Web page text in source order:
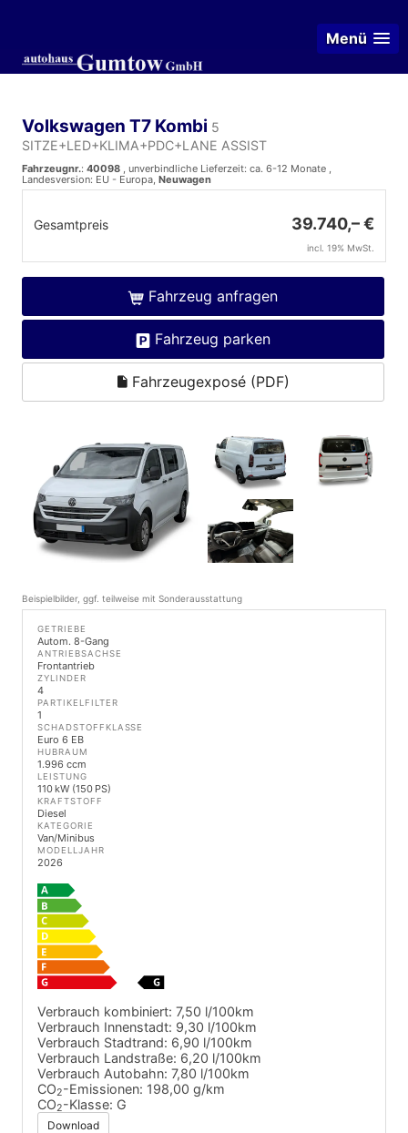
Menü
Volkswagen T7 Kombi 5
SITZE+LED+KLIMA+PDC+LANE ASSIST
Fahrzeugnr.: 40098 , unverbindliche Lieferzeit: ca. 6-12 Monate ,
Landesversion: EU - Europa, Neuwagen
Gesamtpreis 39.740,– €
incl. 19% MwSt.
Fahrzeug anfragen
Fahrzeug parken
Fahrzeugexposé (PDF)
Beispielbilder, ggf. teilweise mit Sonderausstattung
GETRIEBE
Autom. 8-Gang
ANTRIEBSACHSE
Frontantrieb
ZYLINDER
4
PARTIKELFILTER
1
SCHADSTOFFKLASSE
Euro 6 EB
HUBRAUM
1.996 ccm
LEISTUNG
110 kW (150 PS)
KRAFTSTOFF
Diesel
KATEGORIE
Van/Minibus
MODELLJAHR
2026
Verbrauch kombiniert: 7,50 l/100km
Verbrauch Innenstadt: 9,30 l/100km
Verbrauch Stadtrand: 6,90 l/100km
Verbrauch Landstraße: 6,20 l/100km
Verbrauch Autobahn: 7,80 l/100km
CO2-Emissionen: 198,00 g/km
CO2-Klasse: G
Download